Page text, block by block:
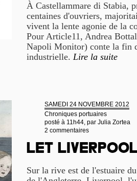
À Castellammare di Stabia,
centaines d'ouvriers,
vivent la lente agonie de la
Pour Article11, Andrea
Napoli Monitor) conte la fin
industrielle. Lire la suite
SAMEDI 24 NOVEMBRE 2012
Chroniques portuaires
posté à 11h44, par Julia Zortea
2 commentaires
Let
Sur la rive est de l'estuaire